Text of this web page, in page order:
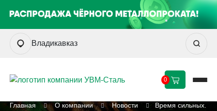
Владикавказ
0
Главная О компании Новости
Время сильных.